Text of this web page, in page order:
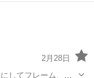
活させましたので、
しい方や、オーバ
2月28日